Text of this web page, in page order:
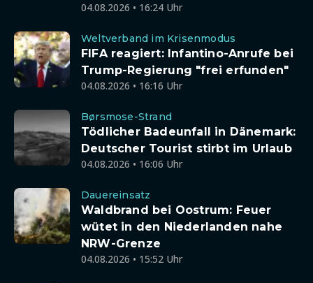
04.08.2026 • 16:24 Uhr
Weltverband im Krisenmodus
FIFA reagiert: Infantino-Anrufe bei
Trump-Regierung "frei erfunden"
04.08.2026 • 16:16 Uhr
Børsmose-Strand
Tödlicher Badeunfall in Dänemark:
Deutscher Tourist stirbt im Urlaub
04.08.2026 • 16:06 Uhr
Dauereinsatz
Waldbrand bei Oostrum: Feuer
wütet in den Niederlanden nahe
NRW-Grenze
04.08.2026 • 15:52 Uhr